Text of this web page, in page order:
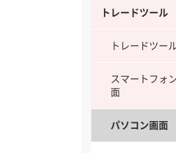
トレードツール
トレードツー
スマートフォ
面
パソコン画面